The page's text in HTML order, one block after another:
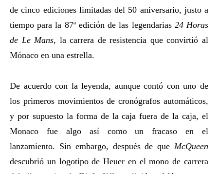
de cinco ediciones limitadas del 50 aniversario, justo a
tiempo para la 87ª edición de las legendarias 24 Horas
de Le Mans, la carrera de resistencia que convirtió al
Mónaco en una estrella.
De acuerdo con la leyenda, aunque contó con uno de
los primeros movimientos de cronógrafos automáticos,
y por supuesto la forma de la caja fuera de la caja, el
Monaco fue algo así como un fracaso en el
lanzamiento. Sin embargo, después de que McQueen
descubrió un logotipo de Heuer en el mono de carrera